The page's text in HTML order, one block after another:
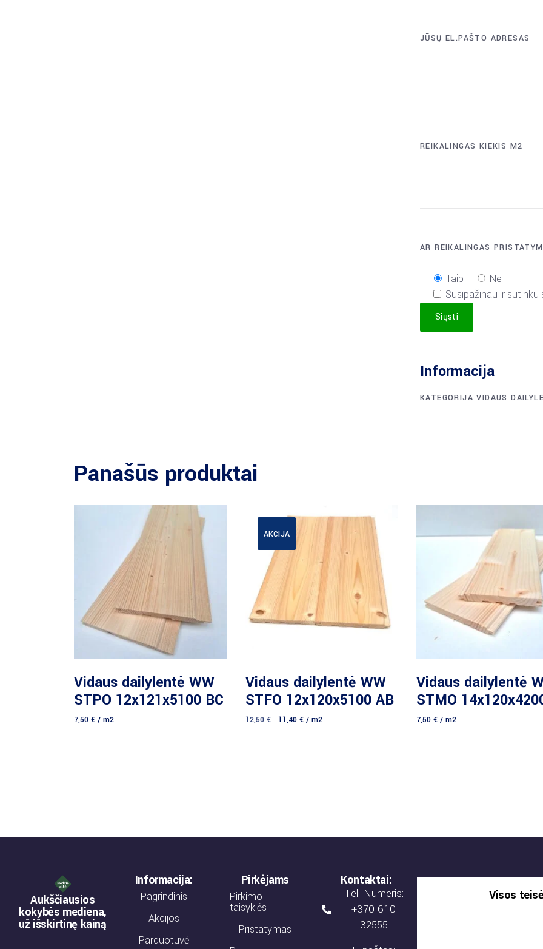
JŪSŲ EL.PAŠTO ADRESAS
REIKALINGAS KIEKIS M2
AR REIKALINGAS
Taip
Ne
Susipažinau ir sutinku
Siųsti
Informacija
KATEGORIJAVIDAUS
Panašūs produktai
Daugiau
Vidaus dailylentė WW
STPO 12x121x5100 BC
7,50 € / m2
AKCIJA
Daugiau
Vidaus dailylentė WW
STFO 12x120x5100 AB
12,50€ 11,40 €/ m2
Daugiau
Vidaus dailylentė
STMO
7,50 € / m2
Aukščiausios
kokybės mediena,
už išskirtinę kainą
Informacija:
Pagrindinis
Akcijos
Parduotuvė
Pirkėjams
Pirkimo
taisyklės
Pristatymas
Kontaktai:
Tel. Numeris:
+370 610
32555
Visos